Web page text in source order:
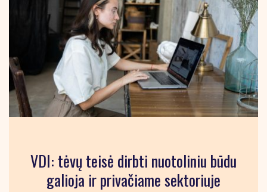
VDI: tėvų teisė dirbti nuotoliniu būdu
galioja ir privačiame sektoriuje